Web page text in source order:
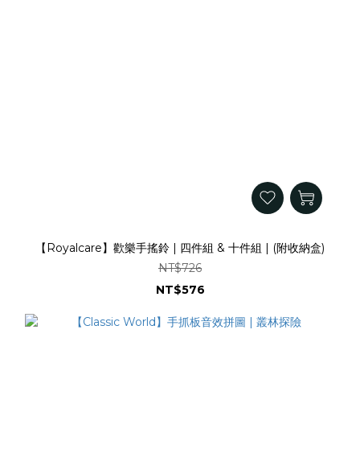
【Royalcare】歡樂手搖鈴 | 四件組 & 十件組 | (附收納盒)
NT$726
NT$576